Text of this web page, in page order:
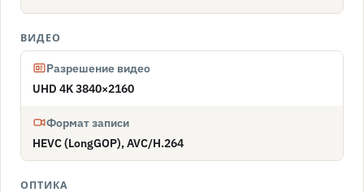
ВИДЕО
Разрешение видео
UHD 4K 3840×2160
Формат записи
HEVC (LongGOP), AVC/H.264
ОПТИКА